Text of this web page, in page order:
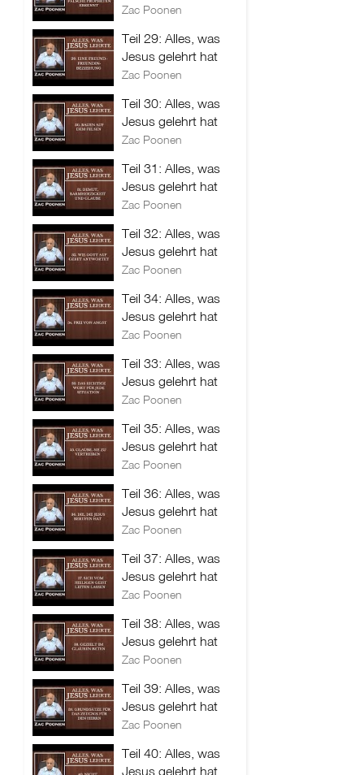
Zac Poonen
Teil 29: Alles, was
Jesus gelehrt hat
Zac Poonen
Teil 30: Alles, was
Jesus gelehrt hat
Zac Poonen
Teil 31: Alles, was
Jesus gelehrt hat
Zac Poonen
Teil 32: Alles, was
Jesus gelehrt hat
Zac Poonen
Teil 34: Alles, was
Jesus gelehrt hat
Zac Poonen
Teil 33: Alles, was
Jesus gelehrt hat
Zac Poonen
Teil 35: Alles, was
Jesus gelehrt hat
Zac Poonen
Teil 36: Alles, was
Jesus gelehrt hat
Zac Poonen
Teil 37: Alles, was
Jesus gelehrt hat
Zac Poonen
Teil 38: Alles, was
Jesus gelehrt hat
Zac Poonen
Teil 39: Alles, was
Jesus gelehrt hat
Zac Poonen
Teil 40: Alles, was
Jesus gelehrt hat